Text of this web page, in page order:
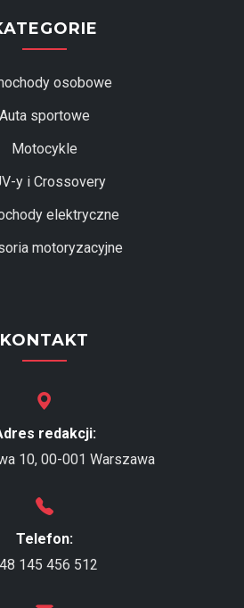
osobowe
Auta sportowe
Motocykle
y i Crossovery
elektryczne
motoryzacyjne
KONTAKT
redakcji:
10, 00-001 Warszawa
Telefon:
145 456 512